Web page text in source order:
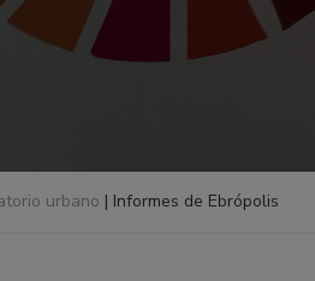
urbano | Informes de Ebrópolis